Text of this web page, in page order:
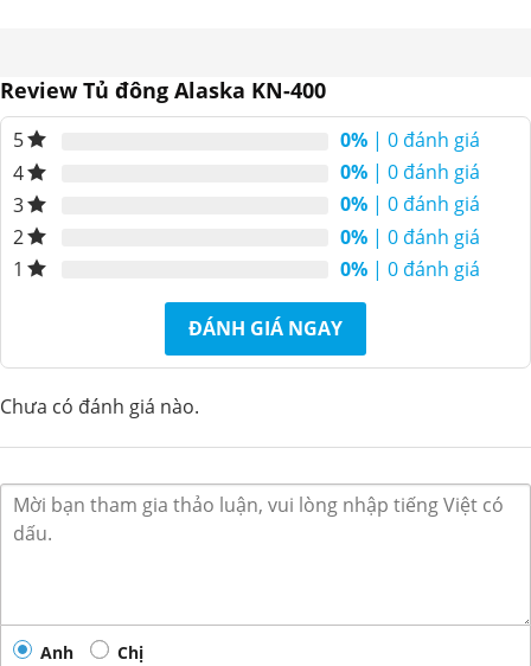
Tủ đông Alaska SC-4SD
dung tích 220L
14.590.000 ₫
15.810.000
Review Tủ đông Alaska KN-400
5 0% | 0 đánh giá
4
0% | 0 đánh giá
3
0% | 0 đánh giá
2
0% | 0 đánh giá
1
0% | 0 đánh giá
ĐÁNH GIÁ NGAY
Chưa có đánh giá nào.
Anh Chị